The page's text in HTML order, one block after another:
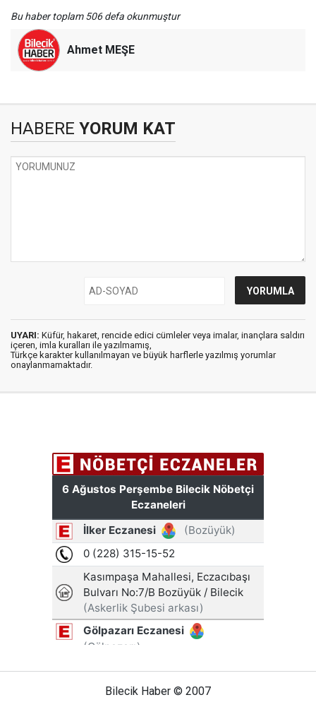
Bu haber toplam 506 defa okunmuştur
Ahmet MEŞE
HABERE YORUM KAT
UYARI: Küfür, hakaret, rencide edici cümleler veya imalar, inançlara saldırı
içeren, imla kuralları ile yazılmamış,
Türkçe karakter kullanılmayan ve büyük harflerle yazılmış yorumlar
onaylanmamaktadır.
Bilecik Haber © 2007